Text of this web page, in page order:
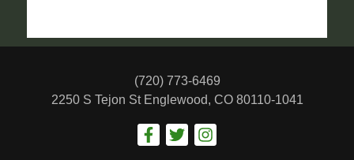
(720) 773-6469
2250 S Tejon St Englewood, CO 80110-1041